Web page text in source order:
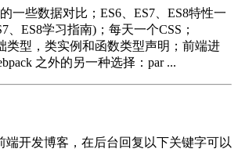
一些数据对比；ES6、ES7、ES8特性一
、ES8学习指南)；每天一个CSS；
类型，类实例和函数类型声明；前端进
之外的另一种选择：par ...
端开发博客，在后台回复以下关键字可以